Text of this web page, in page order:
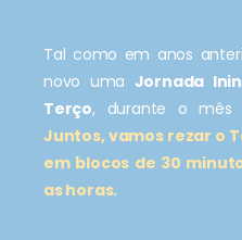
Tal como em anos
novo uma Jornada
Terço, durante o mês
Juntos, vamos rezar o
em blocos de 30
as horas.